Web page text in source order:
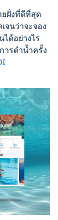
ยฝั่งที่ดีที่สุด
จนว่าจะจอง
ด้อย่างไร
ารดำน้ำครั้ง